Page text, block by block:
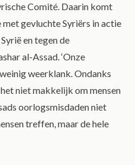
Comité. Daarin komt
met gevluchte Syriërs in actie
en tegen de
al-Assad. ‘Onze
weerklank. Ondanks
niet makkelijk om mensen
oorlogsmisdaden niet
treffen, maar de hele